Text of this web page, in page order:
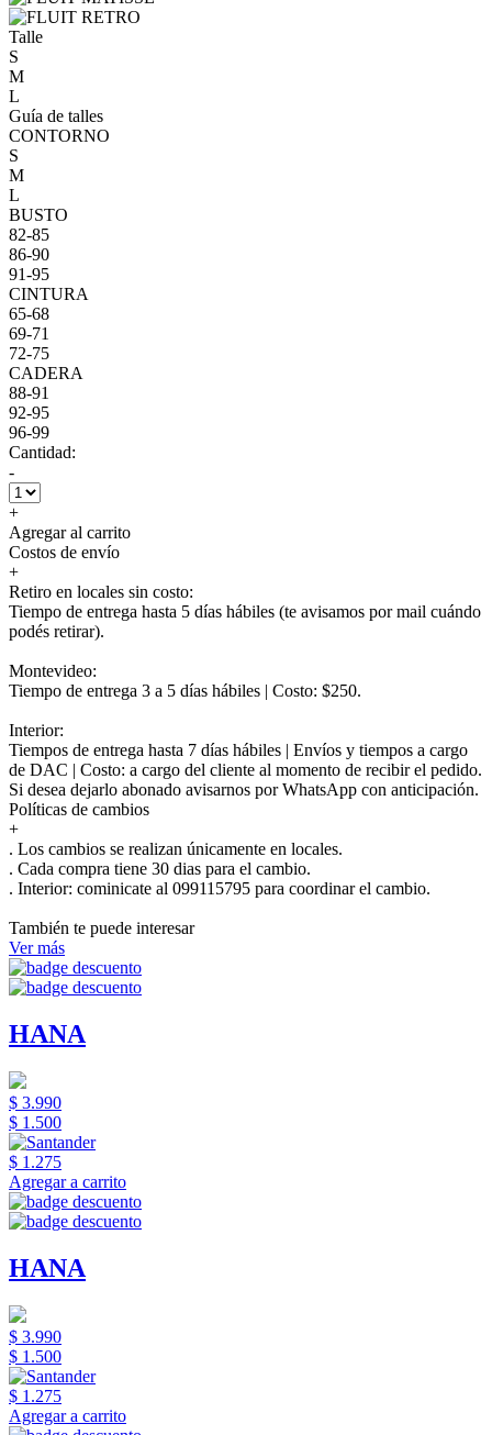
Talle
S
M
L
Guía de talles
CONTORNO
S
M
L
BUSTO
82-85
86-90
91-95
CINTURA
65-68
69-71
72-75
CADERA
88-91
92-95
96-99
Cantidad:
-
+
Agregar al carrito
Costos de envío
+
Retiro en locales sin costo:
Tiempo de entrega hasta 5 días hábiles (te avisamos por mail cuándo
podés retirar).
Montevideo:
Tiempo de entrega 3 a 5 días hábiles | Costo: $250.
Interior:
Tiempos de entrega hasta 7 días hábiles | Envíos y tiempos a cargo
de DAC | Costo: a cargo del cliente al momento de recibir el pedido.
Si desea dejarlo abonado avisarnos por WhatsApp con anticipación.
Políticas de cambios
+
. Los cambios se realizan únicamente en locales.
. Cada compra tiene 30 dias para el cambio.
. Interior: cominicate al 099115795 para coordinar el cambio.
También te puede interesar
Ver más
HANA
$ 3.990
$ 1.500
$ 1.275
Agregar a carrito
HANA
$ 3.990
$ 1.500
$ 1.275
Agregar a carrito